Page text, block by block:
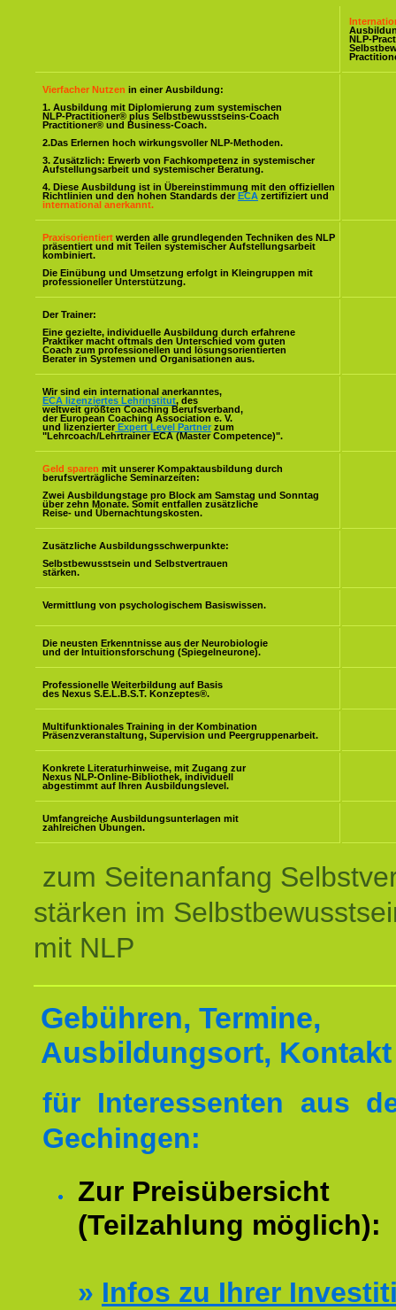
NLP-
Vierfacher Nutzen in einer Ausbildung:
1. Ausbildung mit Diplomierung zum systemischen
NLP-Practitioner® plus Selbstbewusstseins-Coach
Practitioner® und Business-Coach.
2.Das Erlernen hoch wirkungsvoller NLP-Methoden.
3. Zusätzlich: Erwerb von Fachkompetenz in systemischer
Aufstellungsarbeit und systemischer Beratung.
4. Diese Ausbildung ist in Übereinstimmung mit den offiziellen
Richtlinien und den hohen Standards der ECA zertifiziert und
international anerkannt.
Praxisorientiert werden alle grundlegenden Techniken des NLP
präsentiert und mit Teilen systemischer Aufstellungsarbeit
kombiniert.
Die Einübung und Umsetzung erfolgt in Kleingruppen mit
professioneller Unterstützung.
Der Trainer:
Eine gezielte, individuelle Ausbildung durch erfahrene
Praktiker macht oftmals den Unterschied vom guten
Coach zum professionellen und lösungsorientierten
Berater in Systemen und Organisationen aus.
Wir sind ein international anerkanntes,
ECA lizenziertes Lehrinstitut, des
weltweit größten Coaching Berufsverband,
der European Coaching Association e. V.
und lizenzierter Expert Level Partner zum
"Lehrcoach/Lehrtrainer ECA (Master Competence)".
Geld sparen mit unserer Kompaktausbildung durch
berufsverträgliche Seminarzeiten:
Zwei Ausbildungstage pro Block am Samstag und Sonntag
über zehn Monate. Somit entfallen zusätzliche
Reise- und Übernachtungskosten.
Zusätzliche Ausbildungsschwerpunkte:
Selbstbewusstsein und Selbstvertrauen
stärken.
Vermittlung von psychologischem Basiswissen.
Die neusten Erkenntnisse aus der Neurobiologie
und der Intuitionsforschung (Spiegelneurone).
Professionelle Weiterbildung auf Basis
des Nexus S.E.L.B.S.T. Konzeptes®.
Multifunktionales Training in der Kombination
Präsenzveranstaltung, Supervision und Peergruppenarbeit.
Konkrete Literaturhinweise, mit Zugang zur
Nexus NLP-Online-Bibliothek, individuell
abgestimmt auf Ihren Ausbildungslevel.
Umfangreiche Ausbildungsunterlagen mit
zahlreichen Übungen.
zum Seitenanfang
stärken im
mit NLP
Gebühren, Termine,
Ausbildungsort, Kontakt
für Interessenten aus
Gechingen:
Zur Preisübersicht
(Teilzahlung möglich):
» Infos zu Ihrer